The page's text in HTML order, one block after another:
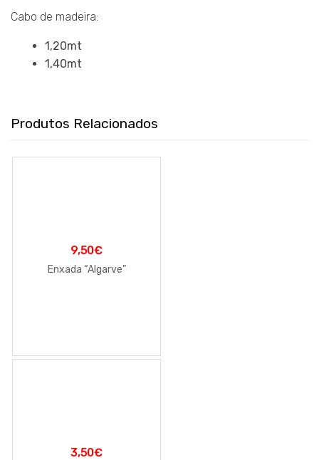
Cabo de madeira:
1,20mt
1,40mt
Produtos Relacionados
9,50€
Enxada “Algarve”
3,50€